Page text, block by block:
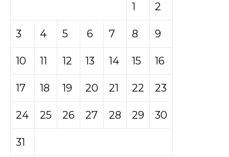
1 2
3 4 5 6 7 8 9
10 11 12 13 14 15 16
17 18 19 20 21 22 23
24 25 26 27 28 29 30
31